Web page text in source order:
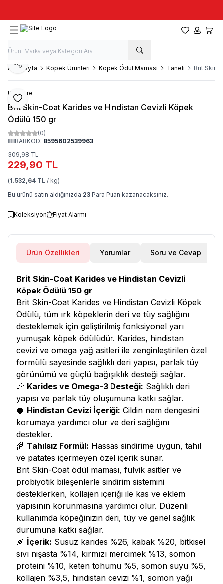
Favorilerim
Hesabım
Ana Sayfa Köpek Ürünleri Köpek Ödül Maması Taneli Brit Skin-
Favoriye Ekle
Paylaş
Brit Care
Brit Skin-Coat Karides ve Hindistan Cevizli Köpek
Ödülü 150 gr
(0)
BARKOD: 8595602539963
309,98TL
229,90 TL
(1.532,64 TL / kg)
Bu ürünü satın aldığınızda 23 Para Puan kazanacaksınız.
Koleksiyon Fiyat Alarmı
Ürün Özellikleri Yorumlar Soru ve Cevap
Brit Skin-Coat Karides ve Hindistan Cevizli
Köpek Ödülü 150 gr
Brit Skin-Coat Karides ve Hindistan Cevizli Köpek
Ödülü, tüm ırk köpeklerin deri ve tüy sağlığını
desteklemek için geliştirilmiş fonksiyonel yarı
yumuşak köpek ödülüdür. Karides, hindistan
cevizi ve omega yağ asitleri ile zenginleştirilen özel
formülü sayesinde sağlıklı deri yapısı, parlak tüy
görünümü ve güçlü bağışıklık desteği sağlar.
🦐 Karides ve Omega-3 Desteği: Sağlıklı deri
yapısı ve parlak tüy oluşumuna katkı sağlar.
🥥 Hindistan Cevizi İçeriği: Cildin nem dengesini
korumaya yardımcı olur ve deri sağlığını
destekler.
🌾 Tahılsız Formül: Hassas sindirime uygun, tahıl
ve patates içermeyen özel içerik sunar.
Brit Skin-Coat ödül maması, fulvik asitler ve
probiyotik bileşenlerle sindirim sistemini
desteklerken, kollajen içeriği ile kas ve eklem
yapısının korunmasına yardımcı olur. Düzenli
kullanımda köpeğinizin deri, tüy ve genel sağlık
durumuna katkı sağlar.
🍖 İçerik: Susuz karides %26, kabak %20, bitkisel
sıvı nişasta %14, kırmızı mercimek %13, somon
proteini %10, keten tohumu %5, somon suyu %5,
kollajen %3,5, hindistan cevizi %1, somon yağı